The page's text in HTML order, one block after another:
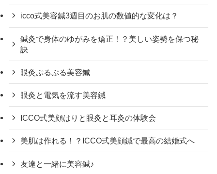
icco式美容鍼3週目のお肌の数値的な変化は？
鍼灸で身体のゆがみを矯正！？美しい姿勢を保つ秘
訣
眼灸ぷるぷる美容鍼
眼灸と電気を流す美容鍼
ICCO式美顔はりと眼灸と耳灸の体験会
美肌は作れる！？ICCO式美顔鍼で最高の結婚式へ
友達と一緒に美容鍼♪